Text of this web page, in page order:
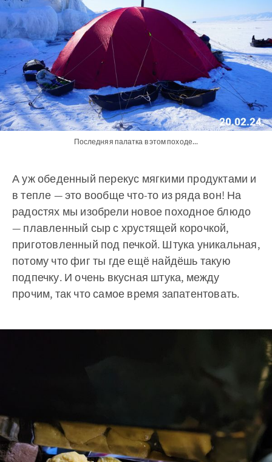
Последняя палатка в этом походе...
А уж обеденный перекус мягкими продуктами и
в тепле — это вообще что-то из ряда вон! На
радостях мы изобрели новое походное блюдо
— плавленный сыр с хрустящей корочкой,
приготовленный под печкой. Штука уникальная,
потому что фиг ты где ещё найдёшь такую
подпечку. И очень вкусная штука, между
прочим, так что самое время запатентовать.